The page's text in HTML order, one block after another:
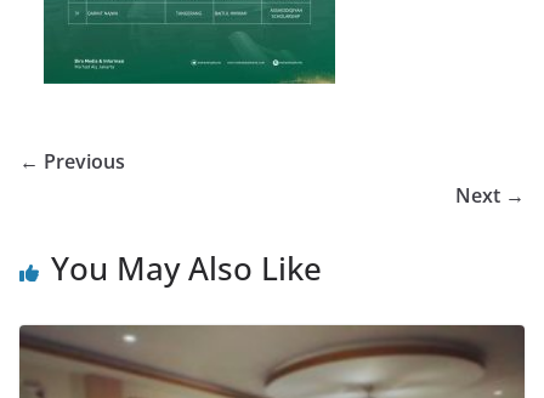
← Previous
Next →
You May Also Like